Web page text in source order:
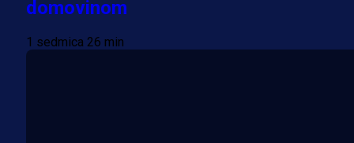
domovinom
1 sedmica 26 min